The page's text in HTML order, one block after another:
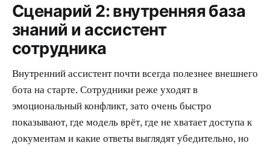
Сценарий 2: внутренняя база
знаний и ассистент
сотрудника
Внутренний ассистент почти всегда полезнее внешнего
бота на старте. Сотрудники реже уходят в
эмоциональный конфликт, зато очень быстро
показывают, где модель врёт, где не хватает доступа к
документам и какие ответы выглядят убедительно, но